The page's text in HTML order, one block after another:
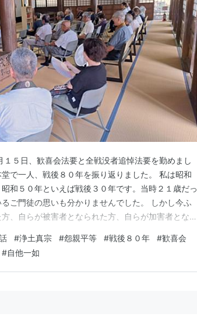
５日、歓喜会法要と全戦没者追悼法要を勤めまし
で一人、戦後８０年を振り返りました。 私は昭和
和５０年といえば戦後３０年です。当時２１歳だっ
ご門徒の思いも分かりませんでした。 しかし今ふ
、自らが被害者となられた方、自らが加害者となら
りになられていたのだろうと思います。 また戦
反転するような状況に、人生…
#浄土真宗 #怨親平等 #戦後８０年 #歓喜会
#自他一如